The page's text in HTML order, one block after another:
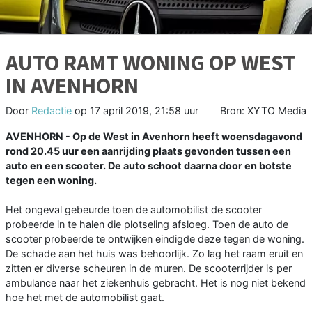
AUTO RAMT WONING OP WEST
IN AVENHORN
Door Redactie op 17 april 2019, 21:58 uur Bron: XYTO Media
AVENHORN - Op de West in Avenhorn heeft woensdagavond
rond 20.45 uur een aanrijding plaats gevonden tussen een
auto en een scooter. De auto schoot daarna door en botste
tegen een woning.
Het ongeval gebeurde toen de automobilist de scooter
probeerde in te halen die plotseling afsloeg. Toen de auto de
scooter probeerde te ontwijken eindigde deze tegen de woning.
De schade aan het huis was behoorlijk. Zo lag het raam eruit en
zitten er diverse scheuren in de muren. De scooterrijder is per
ambulance naar het ziekenhuis gebracht. Het is nog niet bekend
hoe het met de automobilist gaat.